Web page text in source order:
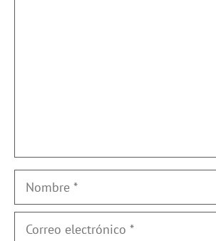
Nombre
Correo